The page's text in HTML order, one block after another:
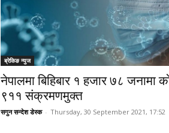
ब्रेकिङ न्युज
नेपालमा बिहिबार १ हजार ७८ जनामा
९११ संक्रमणमुक्त
सगुन सन्देश डेस्क - Thursday, 30 September 2021, 17:52